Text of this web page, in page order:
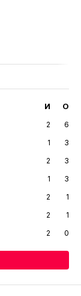
И О
2
6
1
3
2
3
1
3
2
1
2
1
2 0